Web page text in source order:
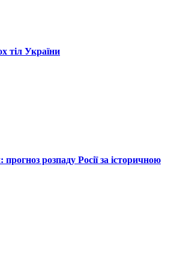
тіл України
розпаду Росії за історичною